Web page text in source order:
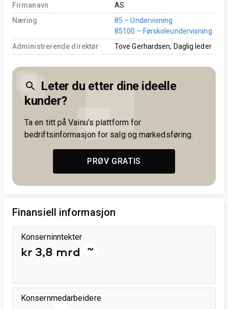
Firmanavn
AS
Næring
85 – Undervisning
85100 – Førskoleundervisning
Administrerende direktør
Tove Gerhardsen, Daglig leder
Leter du etter dine ideelle
kunder?
Ta en titt på Vainu’s plattform for
bedriftsinformasjon for salg og markedsføring.
PRØV GRATIS
Finansiell informasjon
Konserninntekter
kr 3,8 mrd ~
Konsernmedarbeidere